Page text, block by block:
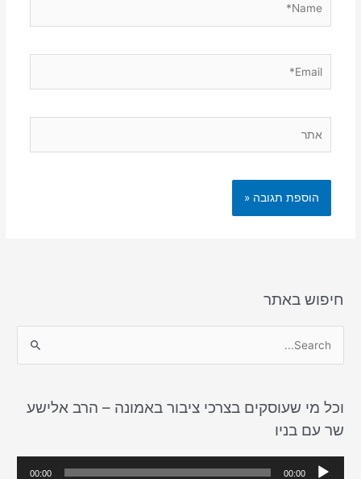
חיפוש באתר
r
c
h
וכל מי שעוסקים בצרכי ציבור באמונה – הרב אלישע
שר עם בניו
00:00
00:00